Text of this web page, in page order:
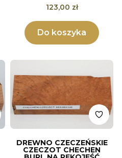
Cena
123,00 zł
Do koszyka
DREWNO CZECZEŃSKIE
CZECZOT CHECHEN